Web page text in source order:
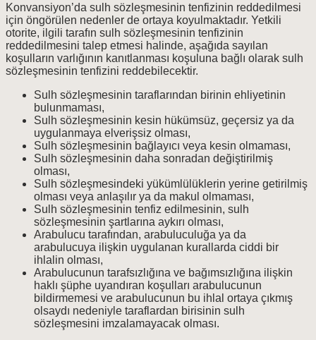
Konvansiyon’da sulh sözleşmesinin tenfizinin reddedilmesi
için öngörülen nedenler de ortaya koyulmaktadır. Yetkili
otorite, ilgili tarafın sulh sözleşmesinin tenfizinin
reddedilmesini talep etmesi halinde, aşağıda sayılan
koşulların varlığının kanıtlanması koşuluna bağlı olarak sulh
sözleşmesinin tenfizini reddebilecektir.
Sulh sözleşmesinin taraflarından birinin ehliyetinin
bulunmaması,
Sulh sözleşmesinin kesin hükümsüz, geçersiz ya da
uygulanmaya elverişsiz olması,
Sulh sözleşmesinin bağlayıcı veya kesin olmaması,
Sulh sözleşmesinin daha sonradan değiştirilmiş
olması,
Sulh sözleşmesindeki yükümlülüklerin yerine getirilmiş
olması veya anlaşılır ya da makul olmaması,
Sulh sözleşmesinin tenfiz edilmesinin, sulh
sözleşmesinin şartlarına aykırı olması,
Arabulucu tarafından, arabuluculuğa ya da
arabulucuya ilişkin uygulanan kurallarda ciddi bir
ihlalin olması,
Arabulucunun tarafsızlığına ve bağımsızlığına ilişkin
haklı şüphe uyandıran koşulları arabulucunun
bildirmemesi ve arabulucunun bu ihlal ortaya çıkmış
olsaydı nedeniyle taraflardan birisinin sulh
sözleşmesini imzalamayacak olması.